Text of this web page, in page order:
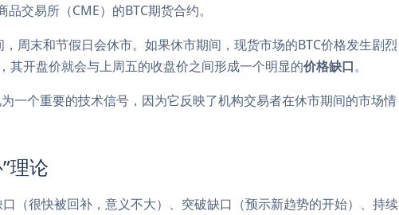
品交易所（CME）的BTC期货合约。
周末和节假日会休市。如果休市期间，现货市场的BTC价格发生剧烈
其开盘价就会与上周五的收盘价之间形成一个明显的价格缺口。
一个重要的技术信号，因为它反映了机构交易者在休市期间的市场情
理论
（很快被回补，意义不大）、突破缺口（预示新趋势的开始）、持续